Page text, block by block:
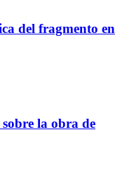
del fragmento en
la obra de